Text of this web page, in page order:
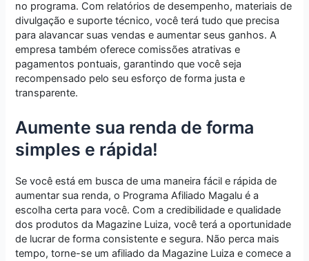
no programa. Com relatórios de desempenho, materiais de
divulgação e suporte técnico, você terá tudo que precisa
para alavancar suas vendas e aumentar seus ganhos. A
empresa também oferece comissões atrativas e
pagamentos pontuais, garantindo que você seja
recompensado pelo seu esforço de forma justa e
transparente.
Aumente sua renda de forma
simples e rápida!
Se você está em busca de uma maneira fácil e rápida de
aumentar sua renda, o Programa Afiliado Magalu é a
escolha certa para você. Com a credibilidade e qualidade
dos produtos da Magazine Luiza, você terá a oportunidade
de lucrar de forma consistente e segura. Não perca mais
tempo, torne-se um afiliado da Magazine Luiza e comece a